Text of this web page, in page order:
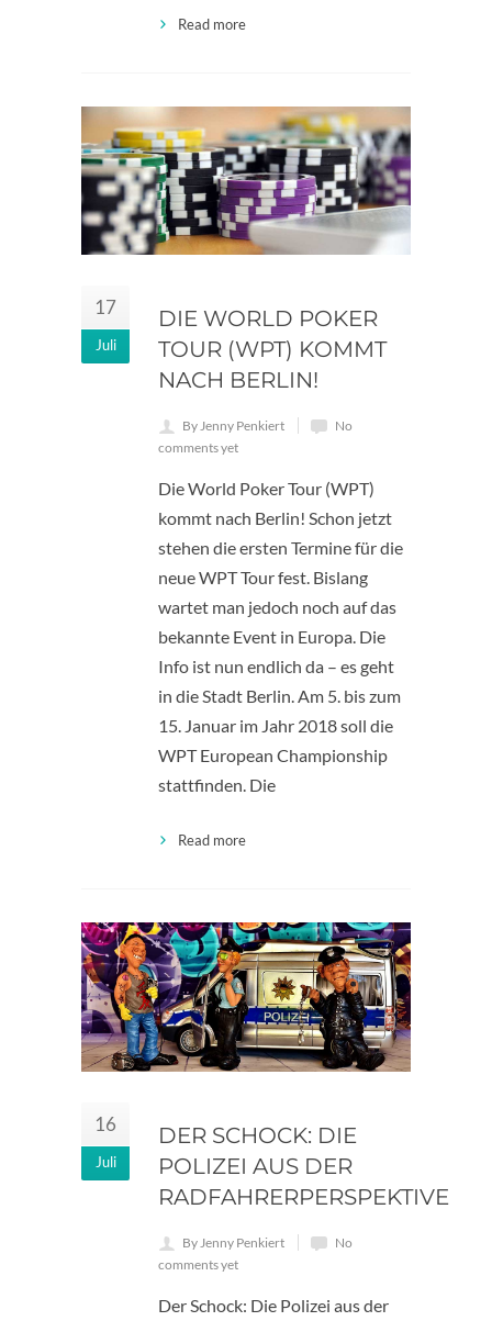
Read more
17
Juli
DIE WORLD POKER
TOUR (WPT) KOMMT
NACH BERLIN!
By Jenny Penkiert
No
comments yet
Die World Poker Tour (WPT)
kommt nach Berlin! Schon jetzt
stehen die ersten Termine für die
neue WPT Tour fest. Bislang
wartet man jedoch noch auf das
bekannte Event in Europa. Die
Info ist nun endlich da – es geht
in die Stadt Berlin. Am 5. bis zum
15. Januar im Jahr 2018 soll die
WPT European Championship
stattfinden. Die
Read more
16
Juli
DER SCHOCK: DIE
POLIZEI AUS DER
RADFAHRERPERSPEKTIVE
By Jenny Penkiert
No
comments yet
Der Schock: Die Polizei aus der